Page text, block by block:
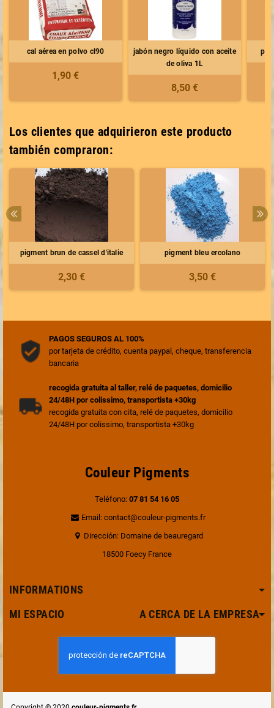
cal aérea en polvo cl90
1,90 €
jabón negro líquido con aceite
de oliva 1L
8,50 €
Los clientes que adquirieron este producto
también compraron:
pigment brun de cassel d'italie
2,30 €
pigment bleu ercolano
3,50 €
PAGOS SEGUROS AL 100%
por tarjeta de crédito, cuenta paypal, cheque, transferencia
bancaria
recogida gratuita al taller, relé de paquetes, domicilio
24/48H por colissimo, transportista +30kg
recogida gratuita con cita, relé de paquetes, domicilio
24/48H por colissimo, transportista +30kg
Couleur Pigments
Teléfono: 07 81 54 16 05
Email: contact@couleur-pigments.fr
Dirección: Domaine de beauregard
18500 Foecy France
INFORMATIONS
MI ESPACIO A CERCA DE LA EMPRESA